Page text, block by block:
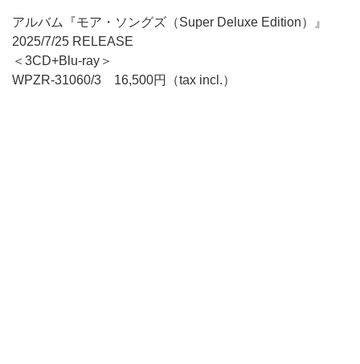
アルバム『モア・ソングズ（Super Deluxe Edition）』
2025/7/25 RELEASE
＜3CD+Blu-ray＞
WPZR-31060/3 16,500円（tax incl.）